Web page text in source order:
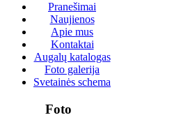
Pranešimai
Naujienos
Apie mus
Kontaktai
Augalų katalogas
Foto galerija
Svetainės schema
Foto